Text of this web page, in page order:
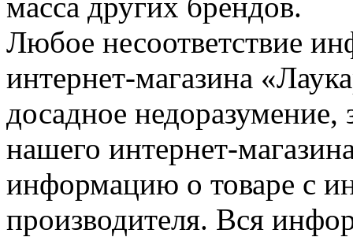
Любое несоответствие
интернет-магазина
досадное недоразумение,
нашего интернет-
информацию о товаре с
производителя. Вся